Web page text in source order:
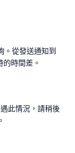
。從發送通知到
時間差。
此情況，請稍後